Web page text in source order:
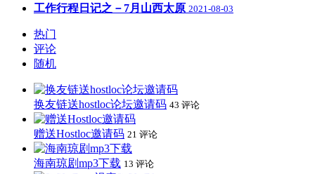
工作行程日记之－7月山西太原 2021-08-03
热门
评论
随机
换友链送hostloc论坛邀请码 43 评论
赠送Hostloc邀请码 21 评论
海南琼剧mp3下载 13 评论